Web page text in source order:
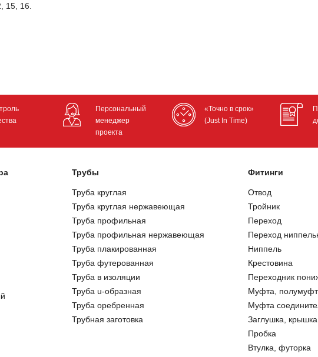
15, 16.
Персональный
менеджер
проекта
«Точно в срок»
(Just In Time)
Трубы
Труба круглая
Труба круглая нержавеющая
Труба профильная
Труба профильная нержавеющая
Труба плакированная
Труба футерованная
Труба в изоляции
Труба u-образная
Труба оребренная
Трубная заготовка
Фитинги
Отвод
Тройник
Переход
Переход
Ниппель
Крестовина
Переходник
Муфта,
Муфта
Заглушка, крышка
Пробка
Втулка, футорка